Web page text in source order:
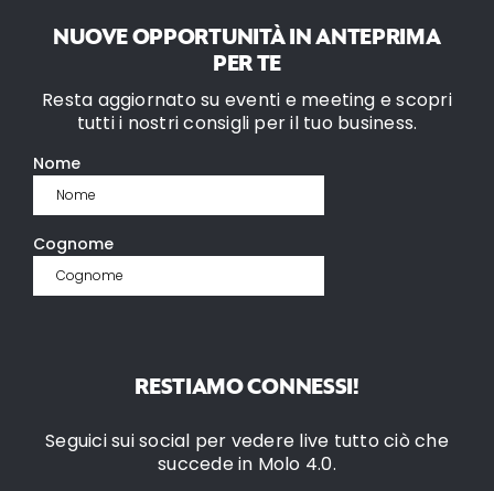
NUOVE OPPORTUNITÀ IN ANTEPRIMA
PER TE
Resta aggiornato su eventi e meeting e scopri
tutti i nostri consigli per il tuo business.
RESTIAMO CONNESSI!
Seguici sui social per vedere live tutto ciò che
succede in Molo 4.0.